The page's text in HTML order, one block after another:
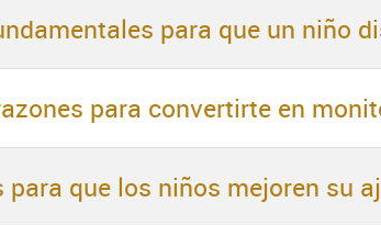
para que un niño
para convertirte en
para que los niños mejoren su